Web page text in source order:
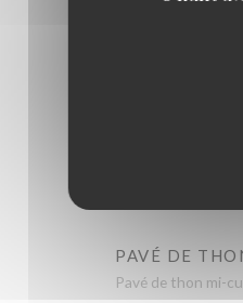
Ecrasé de
PAVÉ DE
Pavé de thon mi-